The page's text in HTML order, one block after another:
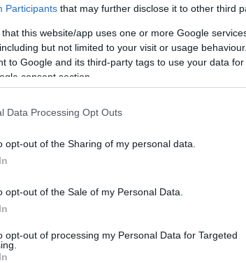
Participants that may further disclose it to other third
that this website/app uses one or more Google
but not limited to your visit or usage
to Google and its third-party tags to use your data
consent section.
Data Processing Opt Outs
opt-out of the Sharing of my personal data.
opt-out of the Sale of my Personal Data.
opt-out of processing my Personal Data for Targeted
Sokkal jobban át lehet vinni a
mindig is jó volt a motor, de most a
nem vagyok hozzászokva ahhoz, hogy a
A múltban nem tudtam ezt megtenni a
adok gázt, a hátsó kerék megcsúszik. A pálya
többször is széles ívet kellett választanom,